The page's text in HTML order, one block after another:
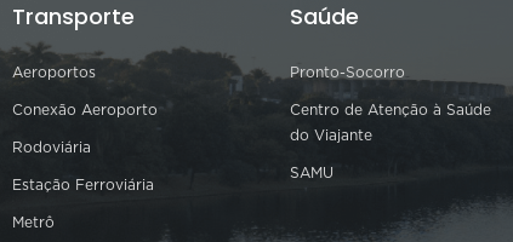
Transporte
Aeroportos
Conexão Aeroporto
Rodoviária
Estação Ferroviária
Metrô
Saúde
Pronto-Socorro
Centro de Atenção à Saúde
do Viajante
SAMU